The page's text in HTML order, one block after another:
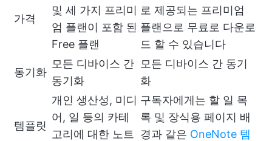
가격
및 세 가지 프리미
엄 플랜이 포함 된
Free 플랜
로 제공되는 프리미엄
플랜으로 무료로 다운로
드 할 수 있습니다
동기화
모든 디바이스 간
동기화
모든 디바이스 간 동기
화
템플릿
개인 생산성, 미디
어, 일 등의 카테
고리에 대한 노트
구독자에게는 할 일 목
록 및 장식용 페이지 배
경과 같은 OneNote 템